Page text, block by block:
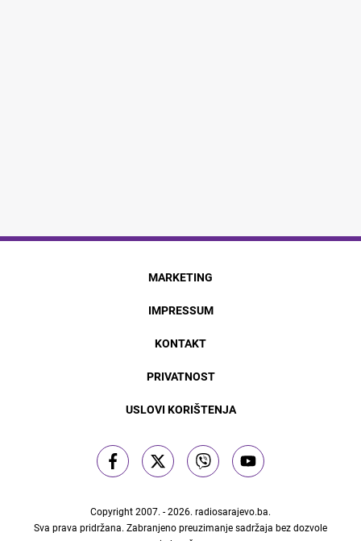
MARKETING
IMPRESSUM
KONTAKT
PRIVATNOST
USLOVI KORIŠTENJA
Copyright 2007. - 2026. radiosarajevo.ba.
Sva prava pridržana. Zabranjeno preuzimanje sadržaja bez dozvole